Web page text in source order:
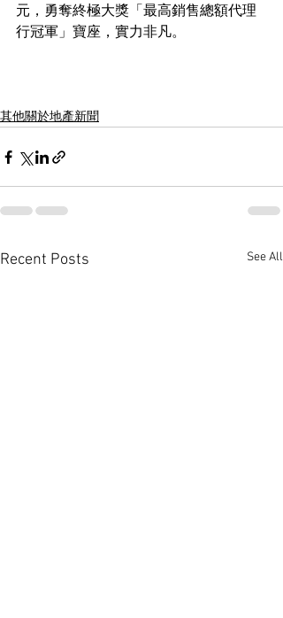
元，勇奪終極大獎「最高銷售總額代理
行冠軍」寶座，實力非凡。
其他關於地產新聞
Recent Posts See All